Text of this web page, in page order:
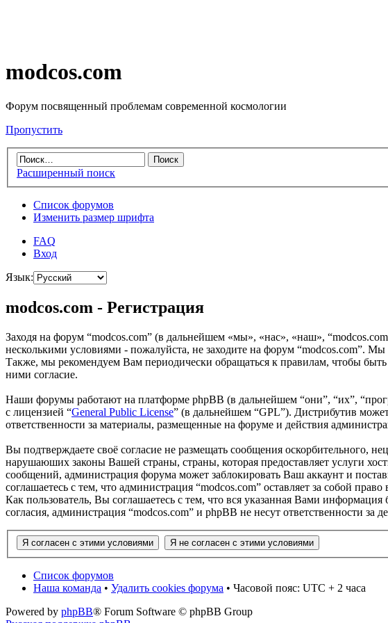
modcos.com
Форум посвященный проблемам современной космологии
Пропустить
Расширенный поиск
Список форумов
Изменить размер шрифта
FAQ
Вход
Язык:
modcos.com - Регистрация
Заходя на форум “modcos.com” (в дальнейшем «мы», «нас», «наш»,
несколькими условиями - пожалуйста, не заходите на форум “modcos.com”.
Также, мы рекомендуем Вам периодически обращаться к правилам, чтобы
ними согласие.
Наши форумы работают на платформе phpBB (в дальнейшем “они”, “их”,
с лицензией “General Public License” (в дальнейшем “GPL”). Дистрибутив
ответственности за материалы, размещенные на форуме и действия
Вы подтверждаете своё согласие не размещать сообщения оскорбительного,
нарушаюших законы Вашей страны, страны, которая предоставляет услуги
сообщений, администрация форума может заблокировать Ваш аккаунт и
соглашаетесь с тем, что администрация “modcos.com” оставляет за собой
Как пользователь, Вы соглашаетесь с тем, что вся указанная Вами
согласия, администрация “modcos.com” и phpBB не несут ответственности
Список форумов
Наша команда • Удалить cookies форума • Часовой пояс: UTC + 2 часа
Powered by phpBB® Forum Software © phpBB Group